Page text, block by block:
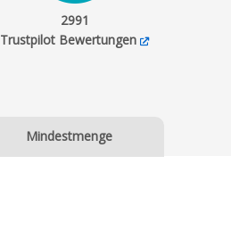
2991
Trustpilot Bewertungen
Mindestmenge